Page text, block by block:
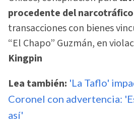
procedente del narcotráfico
transacciones con bienes
“El Chapo” Guzmán, en
Kingpin
Lea también: 'La Taflo'
Coronel con advertencia:
así'